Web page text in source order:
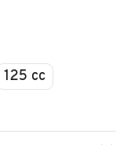
125 cc